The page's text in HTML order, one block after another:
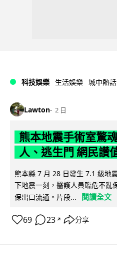
科技娛樂 生活娛樂 城中熱話
Lawton 2 日
熊本地震手術室驚
人、逃生門 網民讚
熊本縣 7 月 28 日發生 7.1 級地
下地震一刻，醫護人員臨危不亂
保出口流通。片段...
閱讀全文
69 23 ↗ 分享